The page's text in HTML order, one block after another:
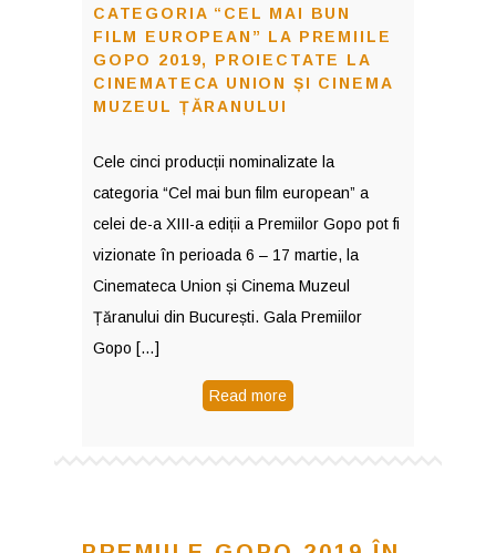
CATEGORIA “CEL MAI BUN
FILM EUROPEAN” LA PREMIILE
GOPO 2019, PROIECTATE LA
CINEMATECA UNION ȘI CINEMA
MUZEUL ȚĂRANULUI
Cele cinci producții nominalizate la
categoria “Cel mai bun film european” a
celei de-a XIII-a ediții a Premiilor Gopo pot fi
vizionate în perioada 6 – 17 martie, la
Cinemateca Union și Cinema Muzeul
Țăranului din București. Gala Premiilor
Gopo […]
Read more